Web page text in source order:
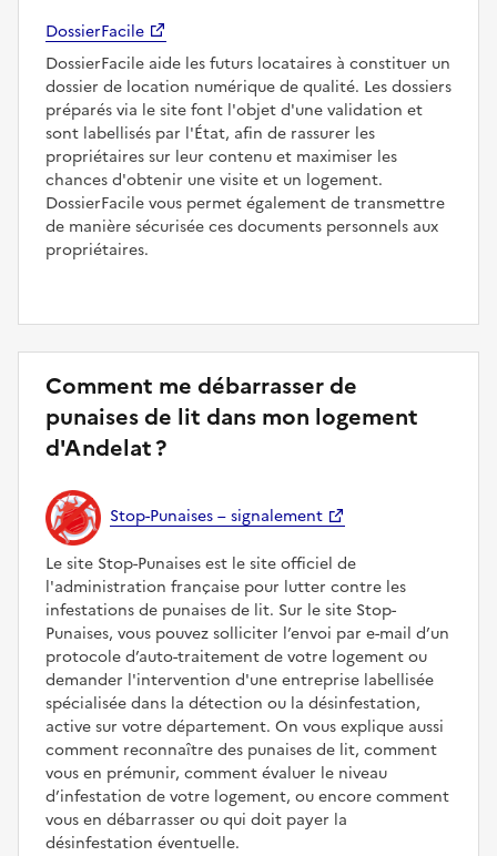
DossierFacile
DossierFacile aide les futurs locataires à constituer un
dossier de location numérique de qualité. Les dossiers
préparés via le site font l'objet d'une validation et
sont labellisés par l'État, afin de rassurer les
propriétaires sur leur contenu et maximiser les
chances d'obtenir une visite et un logement.
DossierFacile vous permet également de transmettre
de manière sécurisée ces documents personnels aux
propriétaires.
Comment me débarrasser de
punaises de lit dans mon logement
d'Andelat ?
Stop-Punaises – signalement
Le site Stop-Punaises est le site officiel de
l'administration française pour lutter contre les
infestations de punaises de lit. Sur le site Stop-
Punaises, vous pouvez solliciter l’envoi par e-mail d’un
protocole d’auto-traitement de votre logement ou
demander l'intervention d'une entreprise labellisée
spécialisée dans la détection ou la désinfestation,
active sur votre département. On vous explique aussi
comment reconnaître des punaises de lit, comment
vous en prémunir, comment évaluer le niveau
d’infestation de votre logement, ou encore comment
vous en débarrasser ou qui doit payer la
désinfestation éventuelle.